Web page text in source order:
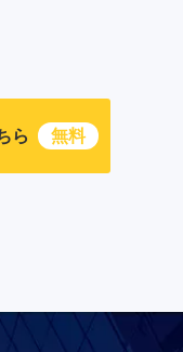
ら 無料